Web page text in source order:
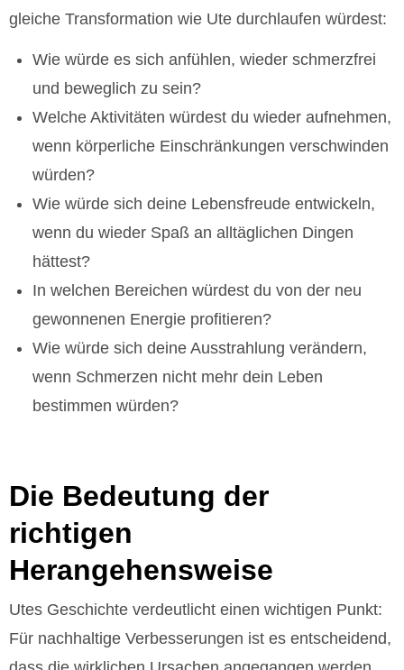
gleiche Transformation wie Ute durchlaufen würdest:
Wie würde es sich anfühlen, wieder schmerzfrei
und beweglich zu sein?
Welche Aktivitäten würdest du wieder aufnehmen,
wenn körperliche Einschränkungen verschwinden
würden?
Wie würde sich deine Lebensfreude entwickeln,
wenn du wieder Spaß an alltäglichen Dingen
hättest?
In welchen Bereichen würdest du von der neu
gewonnenen Energie profitieren?
Wie würde sich deine Ausstrahlung verändern,
wenn Schmerzen nicht mehr dein Leben
bestimmen würden?
Die Bedeutung der
richtigen
Herangehensweise
Utes Geschichte verdeutlicht einen wichtigen Punkt:
Für nachhaltige Verbesserungen ist es entscheidend,